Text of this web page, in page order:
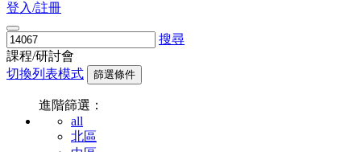
登入/註冊
搜尋
課程/研討會
切換列表模式
篩選條件
進階篩選：
all
北區